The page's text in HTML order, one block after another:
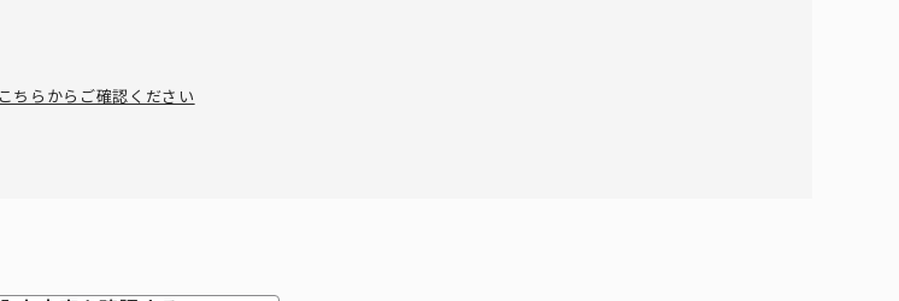
ちらからご確認ください